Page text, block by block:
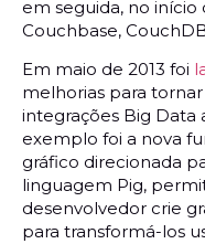
em seguida, no início
Couchbase,
Em maio de 2013 foi
melhorias para
integrações Big Data
exemplo foi a nova
gráfico direcionada
linguagem Pig,
desenvolvedor crie
para transformá-los